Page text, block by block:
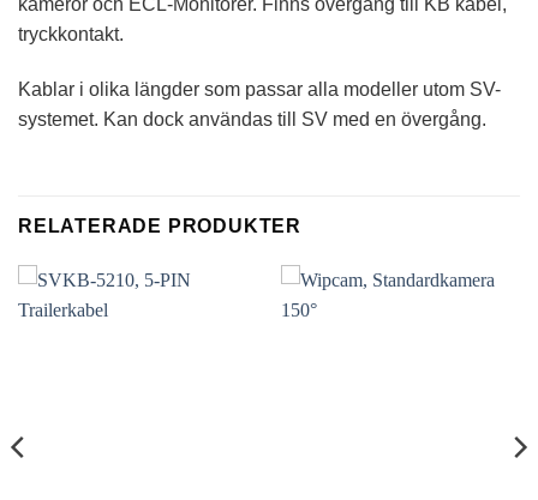
kameror och ECL-Monitorer. Finns övergång till KB kabel,
tryckkontakt.
Kablar i olika längder som passar alla modeller utom SV-
systemet. Kan dock användas till SV med en övergång.
RELATERADE PRODUKTER